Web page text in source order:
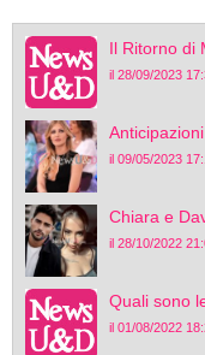
Il Ritorno di
il 28/09/2023
il 09/05/2023
Chiara e
il 28/10/2022
Quali sono
il 01/08/2022